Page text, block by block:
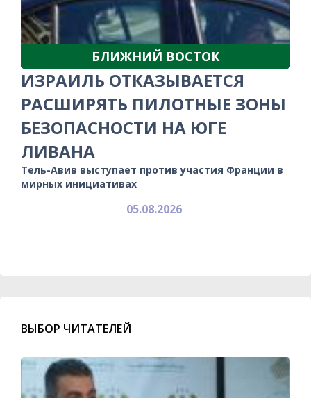
БЛИЖНИЙ ВОСТОК
ИЗРАИЛЬ ОТКАЗЫВАЕТСЯ
РАСШИРЯТЬ ПИЛОТНЫЕ ЗОНЫ
БЕЗОПАСНОСТИ НА ЮГЕ
ЛИВАНА
Тель-Авив выступает против участия Франции в
мирных инициативах
05.08.2026
ВЫБОР ЧИТАТЕЛЕЙ